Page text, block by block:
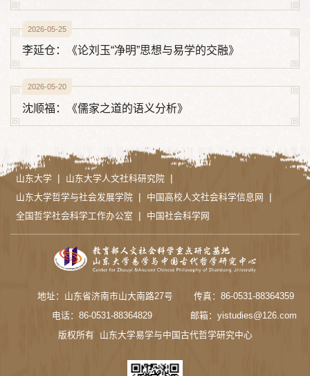
2026-05-25
李延仓：《论刘玉“净明”思想与易学的交融》
2026-05-20
沈顺福：《儒家之道的语义分析》
山东大学 | 山东大学人文社科研究院 |
山东大学哲学与社会发展学院 | 中国高校人文社会科学信息网 |
全国哲学社会科学工作办公室 | 中国社会科学网
地址：山东省济南市山大南路27号
传真：86-0531-88364359
电话：86-0531-88364829
邮箱：yistudies@126.com
版权所有 山东大学易学与中国古代哲学研究中心